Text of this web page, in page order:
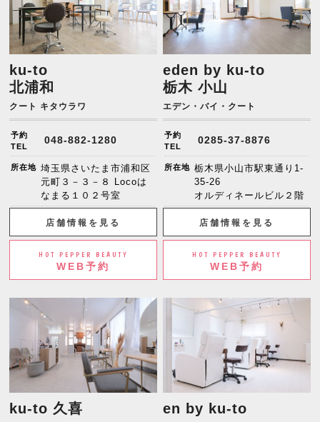
ku-to
北浦和
クート キタウラワ
予約
TEL
048-882-1280
所在地 埼玉県さいたま市浦和区
元町３－３－８ Locoは
なまる１０２号室
店舗情報を見る
HOT PEPPER BEAUTY
WEB予約
eden by ku-to
栃木 小山
エデン・バイ・クート
予約
TEL
0285-37-8876
所在地 栃木県小山市駅東通り1-
35-26
オルディネールビル２階
店舗情報を見る
HOT PEPPER BEAUTY
WEB予約
ku-to 久喜 en by ku-to